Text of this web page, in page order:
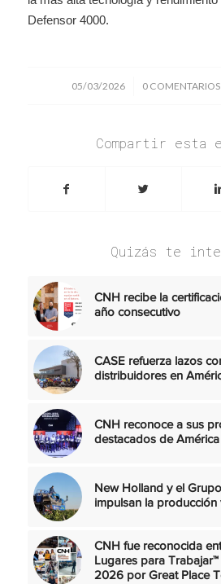
Defensor 4000.
05/03/2026
/ 0 COMENTARIOS
/
Compartir esta
Quizás te
CNH recibe la
año consecutivo
CASE refuerza lazos
distribuidores en
CNH reconoce a sus
destacados de América
New Holland y el
impulsan la producción
CNH fue reconocida
Lugares para
2026 por Great Place